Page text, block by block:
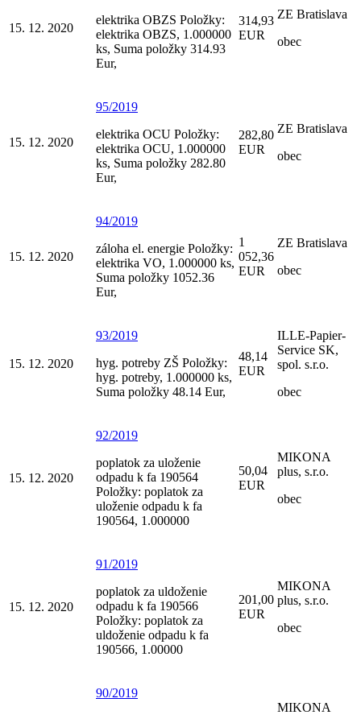
15. 12. 2020
elektrika OBZS Položky:
elektrika OBZS, 1.000000
ks, Suma položky 314.93
Eur,
314,93
EUR
ZE Bratislava
obec
15. 12. 2020
95/2019
elektrika OCU Položky:
elektrika OCU, 1.000000
ks, Suma položky 282.80
Eur,
282,80
EUR
ZE Bratislava
obec
15. 12. 2020
94/2019
záloha el. energie Položky:
elektrika VO, 1.000000 ks,
Suma položky 1052.36
Eur,
1
052,36
EUR
ZE Bratislava
obec
15. 12. 2020
93/2019
hyg. potreby ZŠ Položky:
hyg. potreby, 1.000000 ks,
Suma položky 48.14 Eur,
48,14
EUR
ILLE-Papier-
Service SK,
spol. s.r.o.
obec
15. 12. 2020
92/2019
poplatok za uloženie
odpadu k fa 190564
Položky: poplatok za
uloženie odpadu k fa
190564, 1.000000
50,04
EUR
MIKONA
plus, s.r.o.
obec
15. 12. 2020
91/2019
poplatok za uldoženie
odpadu k fa 190566
Položky: poplatok za
uldoženie odpadu k fa
190566, 1.00000
201,00
EUR
MIKONA
plus, s.r.o.
obec
90/2019
MIKONA